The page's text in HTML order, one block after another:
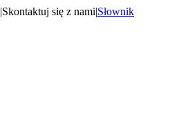
|Skontaktuj się z nami|Słownik